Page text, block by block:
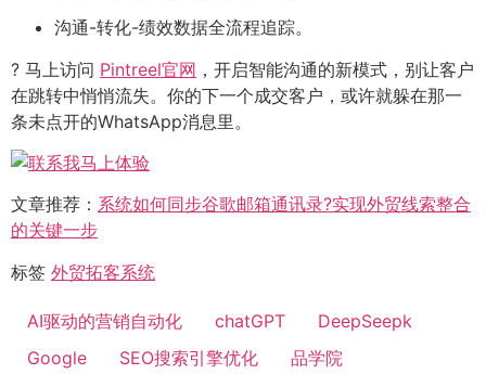
沟通-转化-绩效数据全流程追踪。
? 马上访问 Pintreel官网 ，开启智能沟通的新模式，别让客户
在跳转中悄悄流失。你的下一个成交客户，或许就躲在那一
条未点开的WhatsApp消息里。
文章推荐： 系统如何同步谷歌邮箱通讯录?实现外贸线索整合
的关键一步
标签 外贸拓客系统
AI驱动的营销自动化 chatGPT
DeepSeepk
Google
SEO搜索引擎优化 品学院